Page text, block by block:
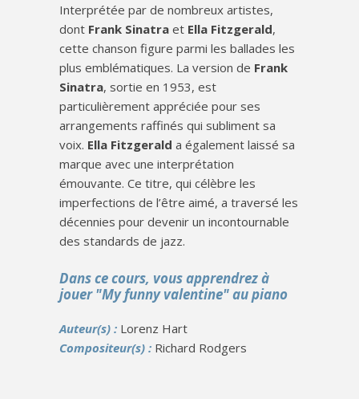
Interprétée par de nombreux artistes,
dont Frank Sinatra et Ella Fitzgerald,
cette chanson figure parmi les ballades les
plus emblématiques. La version de Frank
Sinatra, sortie en 1953, est
particulièrement appréciée pour ses
arrangements raffinés qui subliment sa
voix. Ella Fitzgerald a également laissé sa
marque avec une interprétation
émouvante. Ce titre, qui célèbre les
imperfections de l’être aimé, a traversé les
décennies pour devenir un incontournable
des standards de jazz.
Dans ce cours, vous apprendrez à
jouer "My funny valentine" au piano
Auteur(s) : Lorenz Hart
Compositeur(s) : Richard Rodgers